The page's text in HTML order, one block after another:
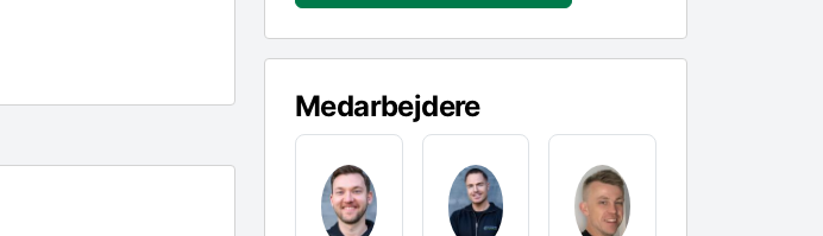
Medarbejdere